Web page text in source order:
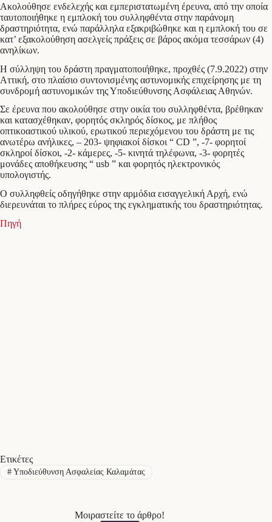
Ακολούθησε ενδελεχής και εμπεριστατωμένη έρευνα, από την οποία
ταυτοποιήθηκε η εμπλοκή του συλληφθέντα στην παράνομη
δραστηριότητα, ενώ παράλληλα εξακριβώθηκε και η εμπλοκή του σε
κατ’ εξακολούθηση ασελγείς πράξεις σε βάρος ακόμα τεσσάρων (4)
ανηλίκων.
Η σύλληψη του δράστη πραγματοποιήθηκε, προχθές (7.9.2022) στην
Αττική, στο πλαίσιο συντονισμένης αστυνομικής επιχείρησης με τη
συνδρομή αστυνομικών της Υποδιεύθυνσης Ασφάλειας Αθηνών.
Σε έρευνα που ακολούθησε στην οικία του συλληφθέντα, βρέθηκαν
και κατασχέθηκαν, φορητός σκληρός δίσκος, με πλήθος
οπτικοαστικού υλικού, ερωτικού περιεχόμενου του δράστη με τις
ανωτέρω ανήλικες, – 203- ψηφιακοί δίσκοι “ CD ”, -7- φορητοί
σκληροί δίσκοι, -2- κάμερες, -5- κινητά τηλέφωνα, -3- φορητές
μονάδες αποθήκευσης “ usb ” και φορητός ηλεκτρονικός
υπολογιστής.
Ο συλληφθείς οδηγήθηκε στην αρμόδια εισαγγελική Αρχή, ενώ
διερευνάται το πλήρες εύρος της εγκληματικής του δραστηριότητας.
Πηγή
Ετικέτες
#Υποδιεύθυνση Ασφαλείας Καλαμάτας
Μοιραστείτε το άρθρο!